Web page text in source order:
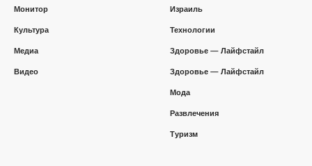
Монитор
Культура
Медиа
Видео
Израиль
Технологии
Здоровье — Лайфстайл
Здоровье — Лайфстайл
Мода
Развлечения
Туризм